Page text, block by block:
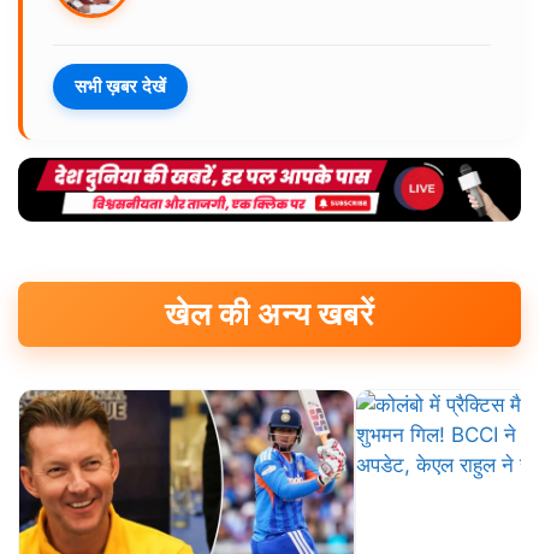
सभी ख़बर देखें
खेल की अन्य खबरें